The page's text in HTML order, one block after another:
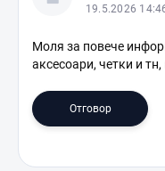
с
19.5.2026
Моля за повече
аксесоари, четки и
Отговор